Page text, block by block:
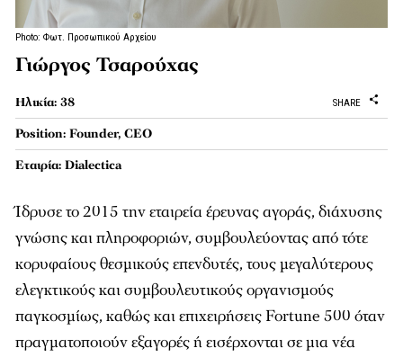
Photo: Φωτ. Προσωπικού Αρχείου
Γιώργος Τσαρούχας
SHARE
Ηλικία: 38
Position: Founder, CEO
Εταιρία: Dialectica
Ίδρυσε το 2015 την εταιρεία έρευνας αγοράς, διάχυσης
γνώσης και πληροφοριών, συμβουλεύοντας από τότε
κορυφαίους θεσμικούς επενδυτές, τους μεγαλύτερους
ελεγκτικούς και συμβουλευτικούς οργανισμούς
παγκοσμίως, καθώς και επιχειρήσεις Fortune 500 όταν
πραγματοποιούν εξαγορές ή εισέρχονται σε μια νέα